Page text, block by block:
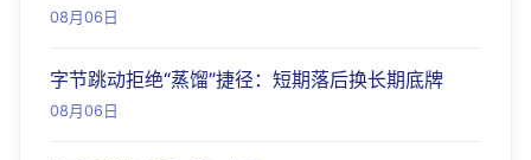
08月06日
字节跳动拒绝“蒸馏”捷径：短期落后换长期底牌
08月06日